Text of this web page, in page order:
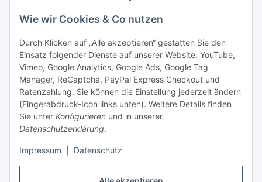
Wie wir Cookies & Co nutzen
Durch Klicken auf „Alle akzeptieren“ gestatten Sie den
Einsatz folgender Dienste auf unserer Website: YouTube,
Vimeo, Google Analytics, Google Ads, Google Tag
Manager, ReCaptcha, PayPal Express Checkout und
Ratenzahlung. Sie können die Einstellung jederzeit ändern
(Fingerabdruck-Icon links unten). Weitere Details finden
Sie unter Konfigurieren und in unserer
Datenschutzerklärung.
Impressum Datenschutz
Datenschutzerklärungregelmäßig und jederzeit widerruflich
Abonnieren
Informationen
Gesetzliche Informationen